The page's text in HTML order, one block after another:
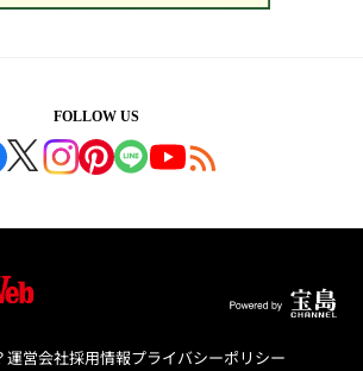
FOLLOW US
運営会社採用情報プライバシーポリシー